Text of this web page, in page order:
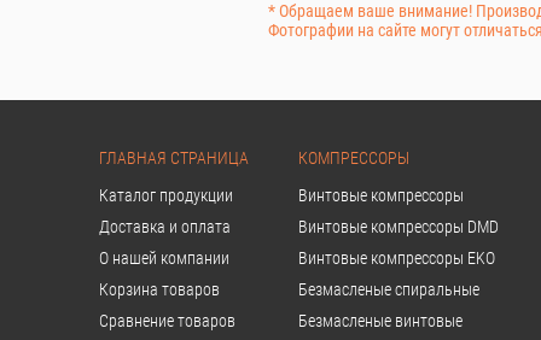
* Обращаем ваше внимание!
Фотографии на сайте могут
ГЛАВНАЯ СТРАНИЦА
Каталог продукции
Доставка и оплата
О нашей компании
Корзина товаров
Сравнение товаров
КОМПРЕССОРЫ
Винтовые компрессоры
Винтовые компрессоры DMD
Винтовые компрессоры EKO
Безмасленые спиральные
Безмасленые винтовые